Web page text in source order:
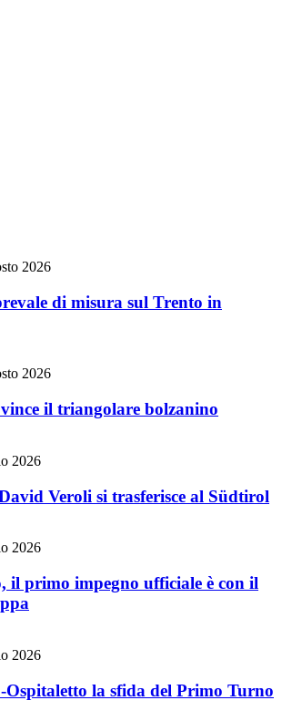
2026
di misura sul Trento in
2026
il triangolare bolzanino
2026
Veroli si trasferisce al Südtirol
2026
il primo impegno ufficiale è con il
2026
Ospitaletto la sfida del Primo Turno